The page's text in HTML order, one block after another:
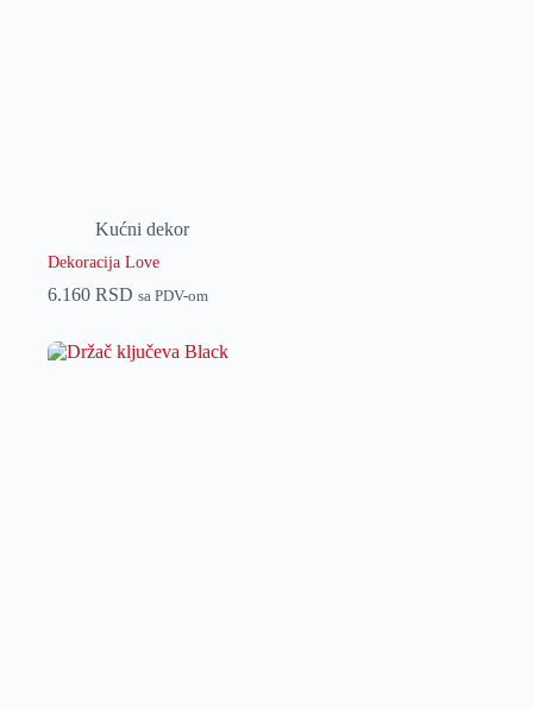
Kućni dekor
Dekoracija Love
6.160 RSD sa PDV-om